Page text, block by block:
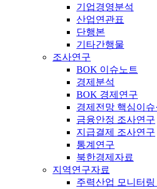
기업경영분석
산업연관표
단행본
기타간행물
조사연구
BOK 이슈노트
경제분석
BOK 경제연구
경제전망 핵심이슈
금융안정 조사연구
지급결제 조사연구
통계연구
북한경제자료
지역연구자료
주력산업 모니터링